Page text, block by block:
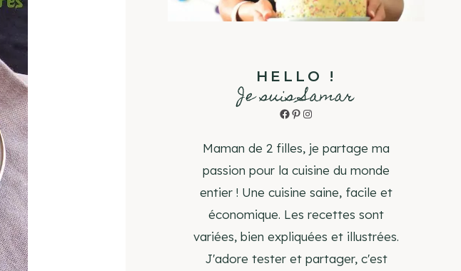
HELLO !
Je suis Samar
Facebook
Pinterest
Instagram
Maman de 2 filles, je partage ma
passion pour la cuisine du monde
entier ! Une cuisine saine, facile et
économique. Les recettes sont
variées, bien expliquées et illustrées.
J'adore tester et partager, c'est